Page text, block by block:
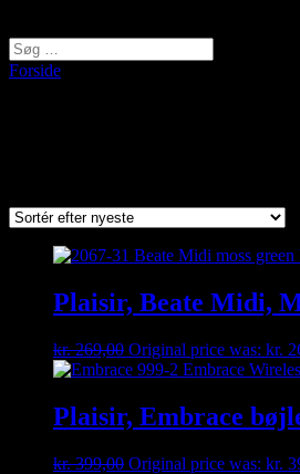
Forside
Plaisir, Beate Midi,
kr.269,00 Original price was: kr.
Plaisir, Embrace
kr.399,00 Original price was: kr.